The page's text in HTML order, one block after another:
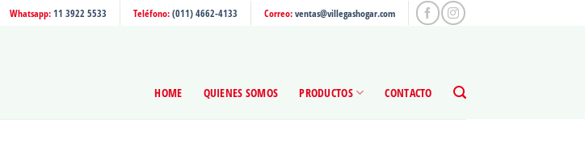
Whatsapp:11 3922 5533 Teléfono:(011) 4662-4133 Correo:ventas@villegashogar.com
HOME QUIENES SOMOS PRODUCTOS CONTACTO